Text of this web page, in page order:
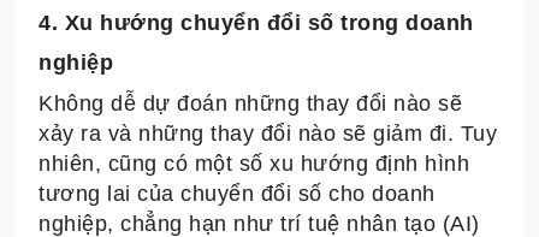
4. Xu hướng chuyển đổi số trong doanh
nghiệp
Không dễ dự đoán những thay đổi nào sẽ
xảy ra và những thay đổi nào sẽ giảm đi. Tuy
nhiên, cũng có một số xu hướng định hình
tương lai của chuyển đổi số cho doanh
nghiệp, chẳng hạn như trí tuệ nhân tạo (AI)